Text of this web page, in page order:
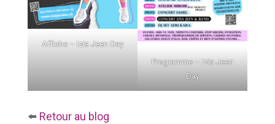
Affiche – Izia Jeen Day
Programme – Izia Jeen
Day
⬅️ Retour au blog